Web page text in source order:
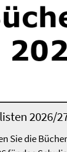
2026/
Sie die